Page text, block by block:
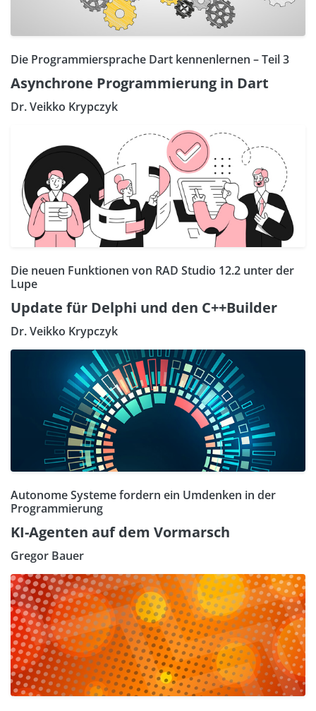
Die Programmiersprache Dart kennenlernen – Teil 3
Asynchrone Programmierung in Dart
Dr. Veikko Krypczyk
Die neuen Funktionen von RAD Studio 12.2 unter der
Lupe
Update für Delphi und den C++Builder
Dr. Veikko Krypczyk
Autonome Systeme fordern ein Umdenken in der
Programmierung
KI-Agenten auf dem Vormarsch
Gregor Bauer